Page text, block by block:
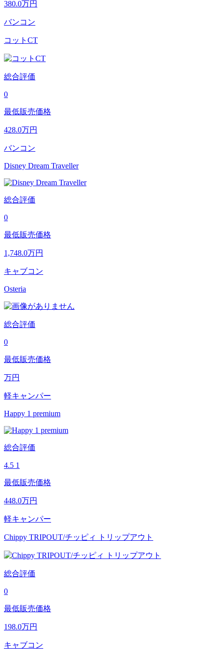
380.0万円
バンコン
コットCT
総合評価
0
最低販売価格
428.0万円
バンコン
Disney Dream Traveller
総合評価
0
最低販売価格
1,748.0万円
キャブコン
Osteria
総合評価
0
最低販売価格
万円
軽キャンパー
Happy 1 premium
総合評価
4.5 1
最低販売価格
448.0万円
軽キャンパー
Chippy TRIPOUT/チッピィ トリップアウト
総合評価
0
最低販売価格
198.0万円
キャブコン